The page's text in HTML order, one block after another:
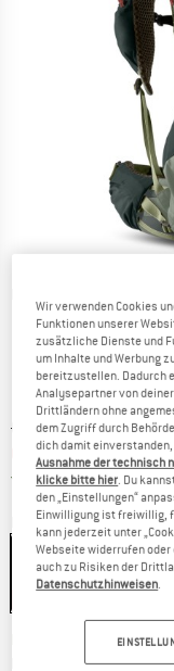
Ursprünglicher Preis :
CHF348.95
Preis:
CHF261.71 inkl.
Versandkostenfrei
Farbe:Sea Spray
Lieferzeit: 3-4 Werktage
Wir verwenden Cookies
Funktionen unserer
zusätzliche Dienste und
um Inhalte und Werbung
bereitzustellen. Dadurch
Analysepartner von
Drittländern ohne
dem Zugriff durch
dich damit
Ausnahme der technisch
klicke bitte hier. Du
den „Einstellungen“
Einwilligung ist freiwillig,
kann jederzeit unter
Webseite widerrufen
auch zu Risiken der
Datenschutzhinweisen.